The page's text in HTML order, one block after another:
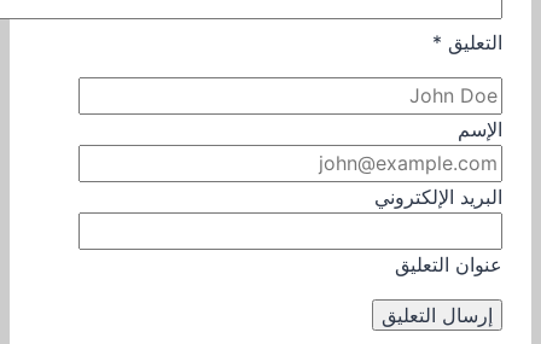
التعليق *
الإسم
البريد الإلكتروني
عنوان التعليق